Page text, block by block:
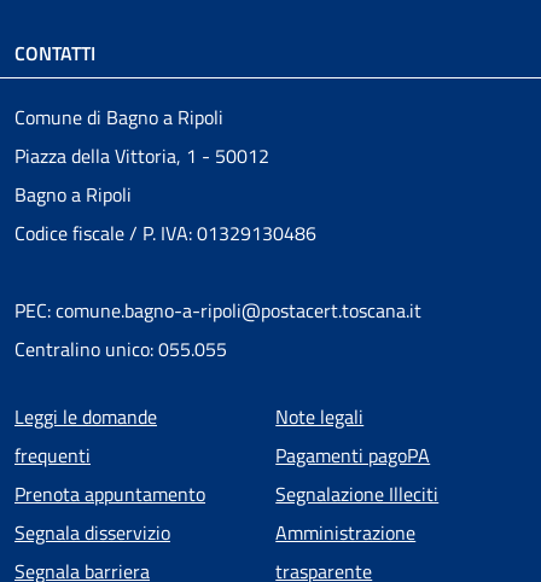
CONTATTI
Comune di Bagno a Ripoli
Piazza della Vittoria, 1 - 50012
Bagno a Ripoli
Codice fiscale / P. IVA: 01329130486
PEC: comune.bagno-a-ripoli@postacert.toscana.it
Centralino unico: 055.055
Menu piè di pagina
Leggi le domande
frequenti
Prenota appuntamento
Segnala disservizio
Segnala barriera
Note legali
Pagamenti pagoPA
Segnalazione Illeciti
Amministrazione
trasparente